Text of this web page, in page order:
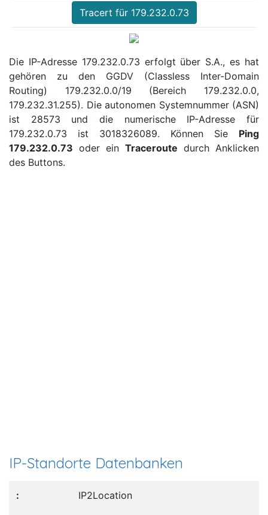
Tracert für 179.232.0.73
Die IP-Adresse 179.232.0.73 erfolgt über S.A., es hat
gehören zu den GGDV (Classless Inter-Domain
Routing) 179.232.0.0/19 (Bereich 179.232.0.0,
179.232.31.255). Die autonomen Systemnummer (ASN)
ist 28573 und die numerische IP-Adresse für
179.232.0.73 ist 3018326089. Können Sie Ping
179.232.0.73 oder ein Traceroute durch Anklicken
des Buttons.
IP-Standorte Datenbanken
IP2Location